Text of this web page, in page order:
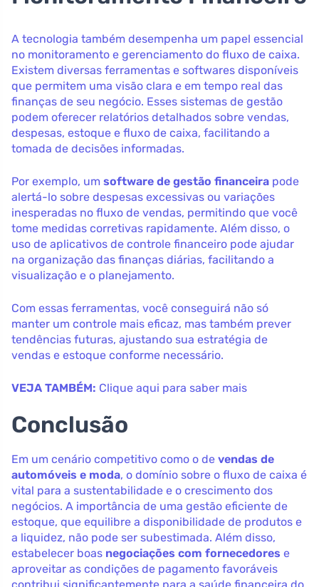
A tecnologia também desempenha um papel essencial
no monitoramento e gerenciamento do fluxo de caixa.
Existem diversas ferramentas e softwares disponíveis
que permitem uma visão clara e em tempo real das
finanças de seu negócio. Esses sistemas de gestão
podem oferecer relatórios detalhados sobre vendas,
despesas, estoque e fluxo de caixa, facilitando a
tomada de decisões informadas.
Por exemplo, um software de gestão financeira pode
alertá-lo sobre despesas excessivas ou variações
inesperadas no fluxo de vendas, permitindo que você
tome medidas corretivas rapidamente. Além disso, o
uso de aplicativos de controle financeiro pode ajudar
na organização das finanças diárias, facilitando a
visualização e o planejamento.
Com essas ferramentas, você conseguirá não só
manter um controle mais eficaz, mas também prever
tendências futuras, ajustando sua estratégia de
vendas e estoque conforme necessário.
VEJA TAMBÉM: Clique aqui para saber mais
Conclusão
Em um cenário competitivo como o de vendas de
automóveis e moda, o domínio sobre o fluxo de caixa é
vital para a sustentabilidade e o crescimento dos
negócios. A importância de uma gestão eficiente de
estoque, que equilibre a disponibilidade de produtos e
a liquidez, não pode ser subestimada. Além disso,
estabelecer boas negociações com fornecedores e
aproveitar as condições de pagamento favoráveis